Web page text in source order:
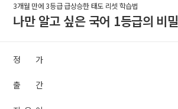
3개월 만에 3등급 급상승한 태도 리셋 학습법
나만 알고 싶은 국어 1등급의 비밀
정 가
출 간